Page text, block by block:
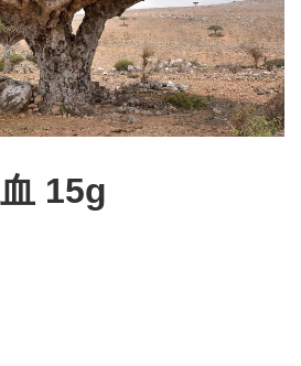
15g